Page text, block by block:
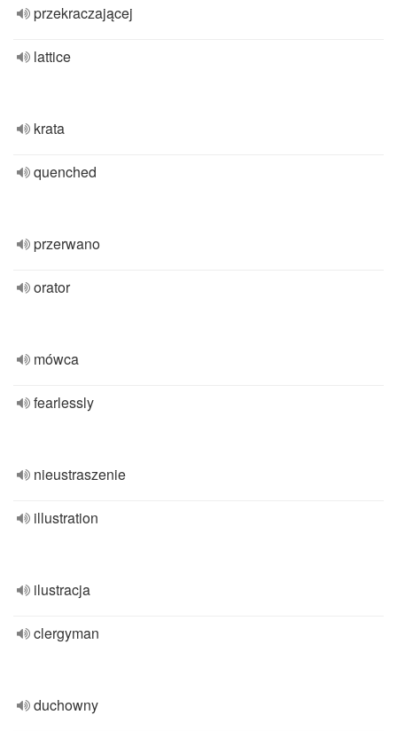
przekraczającej
lattice
krata
quenched
przerwano
orator
mówca
fearlessly
nieustraszenie
illustration
ilustracja
clergyman
duchowny